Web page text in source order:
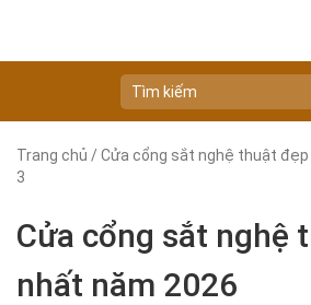
Trang chủ /Cửa cổng sắt nghệ thuật
3
Cửa cổng sắt nghệ
nhất năm 2026